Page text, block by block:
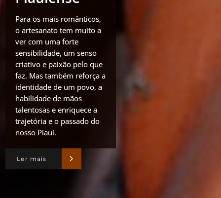
Para os mais românticos,
o artesanato tem muito a
ver com uma forte
sensibilidade, um senso
criativo e paixão pelo que
faz. Mas também reforça a
identidade de um povo, a
habilidade de mãos
talentosas e enriquece a
trajetória e o passado do
nosso Piauí.
Ler mais